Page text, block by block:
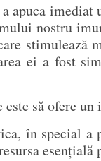
apuca
nostru
stimulează
ei a fost
este să ofere
în special